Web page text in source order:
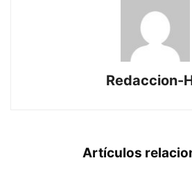
Redaccion-
Artículos